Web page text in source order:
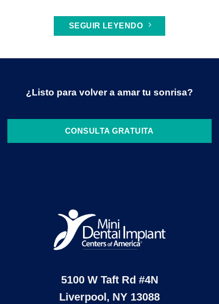
SEGUIR LEYENDO
¿Listo para volver a amar tu sonrisa?
CONSULTA GRATUITA
5100 W Taft Rd #4N
Liverpool, NY 13088